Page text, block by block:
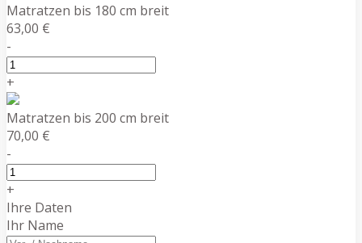
Matratzen bis 180 cm breit
63,00 €
-
+
Matratzen bis 200 cm breit
70,00 €
-
+
Ihre Daten
Ihr Name